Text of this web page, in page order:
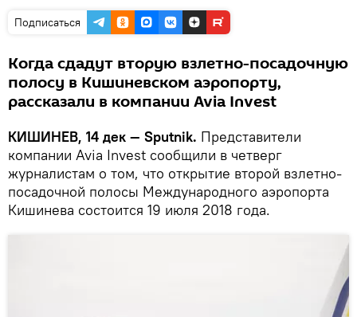
Подписаться
Когда сдадут вторую взлетно-посадочную
полосу в Кишиневском аэропорту,
рассказали в компании Avia Invest
КИШИНЕВ, 14 дек — Sputnik. Представители
компании Avia Invest сообщили в четверг
журналистам о том, что открытие второй взлетно-
посадочной полосы Международного аэропорта
Кишинева состоится 19 июля 2018 года.